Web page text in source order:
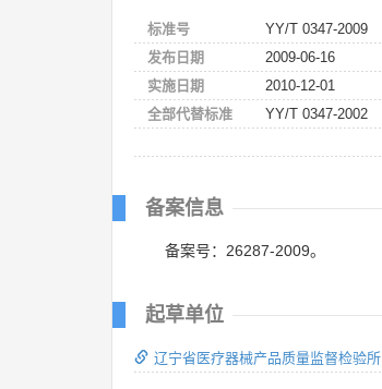
标准号
YY/T 0347-2009
发布日期
2009-06-16
实施日期
2010-12-01
全部代替标准
YY/T 0347-2002
备案信息
备案号：26287-2009。
起草单位
辽宁省医疗器械产品质量监督检验所